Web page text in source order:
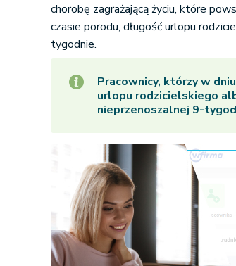
chorobę zagrażającą życiu, które
czasie porodu, długość urlopu
tygodnie.
Pracownicy, którzy w
urlopu rodzicielskiego
nieprzenoszalnej 9-